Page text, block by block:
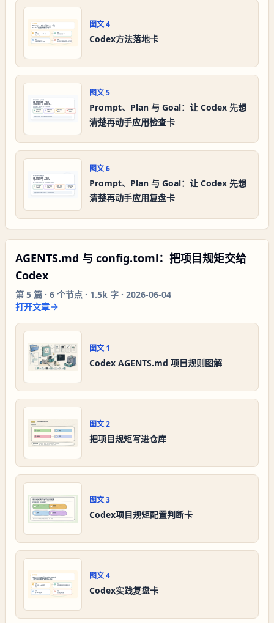
图文4
Codex方法落地卡
图文5
Prompt、Plan 与 Goal：让 Codex 先想
清楚再动手应用检查卡
图文6
Prompt、Plan 与 Goal：让 Codex 先想
清楚再动手应用复盘卡
AGENTS.md 与 config.toml：把项目规矩交给
Codex
第 5 篇 · 6 个节点 · 1.5k 字 · 2026-06-04
打开文章
图文 1
Codex AGENTS.md 项目规则图解
图文2
把项目规矩写进仓库
图文3
Codex项目规矩配置判断卡
图文4
Codex实践复盘卡